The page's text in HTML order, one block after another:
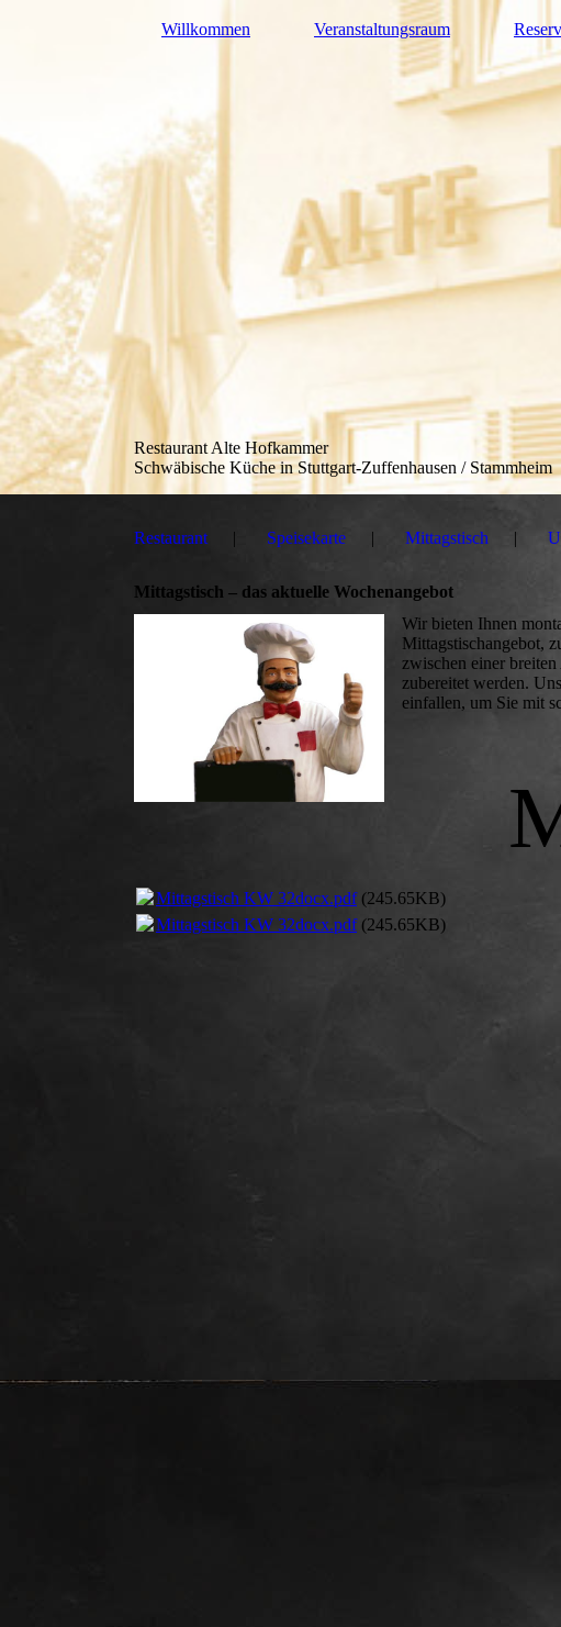
Willkommen Veranstaltungsraum
Restaurant Alte Hofkammer
Schwäbische Küche in Stuttgart-Zuffenhausen / Stammheim
Restaurant Speisekarte Mittagstisch
Mittagstisch – das aktuelle Wochenangebot
Wir bieten Ihnen
Mittagstischangebot,
zwischen einer
zubereitet werden.
einfallen, um Sie mit
Mittagstisch KW 32docx.pdf(245.65KB)
Mittagstisch KW 32docx.pdf(245.65KB)